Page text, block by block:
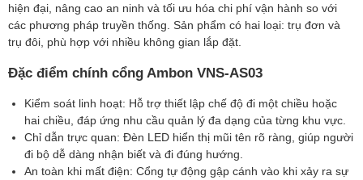
hiện đại, nâng cao an ninh và tối ưu hóa chi phí vận hành so với
các phương pháp truyền thống. Sản phẩm có hai loại: trụ đơn và
trụ đôi, phù hợp với nhiều không gian lắp đặt.
Đặc điểm chính cổng Ambon VNS-AS03
Kiểm soát linh hoạt: Hỗ trợ thiết lập chế độ đi một chiều hoặc
hai chiều, đáp ứng nhu cầu quản lý đa dạng của từng khu vực.
Chỉ dẫn trực quan: Đèn LED hiển thị mũi tên rõ ràng, giúp người
đi bộ dễ dàng nhận biết và đi đúng hướng.
An toàn khi mất điện: Cổng tự động gập cánh vào khi xảy ra sự
Thiết lập đi 2 chiều, 1 chiều
Thời gian khóa 0.2 s
Chất liệu thép không gỉ 304
Môi trường làm việc Trong nhà / Ngoài trời.
Nhiệt độ hoạt động -30 ℃ ~ +70 ℃
Độ ẩm hoạt động 95%